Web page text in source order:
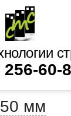
256-60-
мм